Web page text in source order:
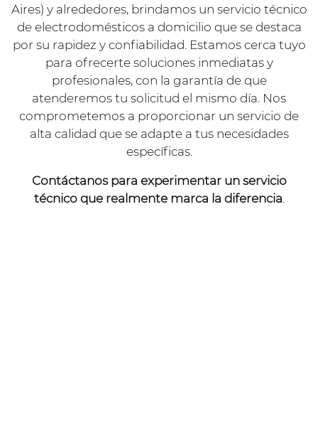
Aires) y alrededores, brindamos un servicio técnico
de electrodomésticos a domicilio que se destaca
por su rapidez y confiabilidad. Estamos cerca tuyo
para ofrecerte soluciones inmediatas y
profesionales, con la garantía de que
atenderemos tu solicitud el mismo día. Nos
comprometemos a proporcionar un servicio de
alta calidad que se adapte a tus necesidades
específicas.
Contáctanos para experimentar un servicio
técnico que realmente marca la diferencia.